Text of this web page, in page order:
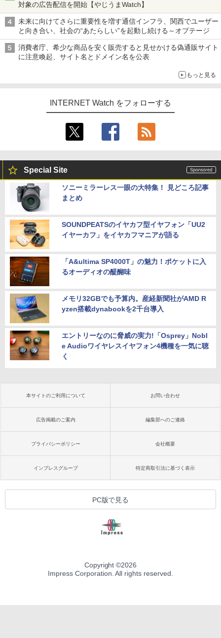
対象の広告配信を開始【やじうまWatch】
未来に向けてさらに重要性を増す通信インフラ、関西でユーザー
と向き合い、社会の“あたらしい”を起動し続ける～オプテージ
消費者庁、希少な商品を安く販売すると見せかける偽通販サイト
に注意喚起、サイト名とドメイン名を公表
もっと見る
INTERNET Watch をフォローする
Special Site
ソニーミラーレス一眼の大特集！ 見どころ記事
まとめ
SOUNDPEATSのイヤカフ型イヤフォン「UU2
イヤーカフ」をイヤカフマニアが語る
「A&ultima SP4000T」の魅力！ポケットに入
るオーディオの醍醐味
メモリ32GBでも予算内。産経新聞社がAMD R
yzen搭載dynabookを2千台導入
エントリーなのに脅威の実力!「Osprey」Nobl
e Audioワイヤレスイヤフォン4機種を一気に聴
く
本サイトのご利用について お問い合わせ
広告掲載のご案内 編集部へのご連絡
プライバシーポリシー 会社概要
インプレスグループ 特定商取引法に基づく表示
PC版で見る
Copyright ©2026
Impress Corporation. All rights reserved.